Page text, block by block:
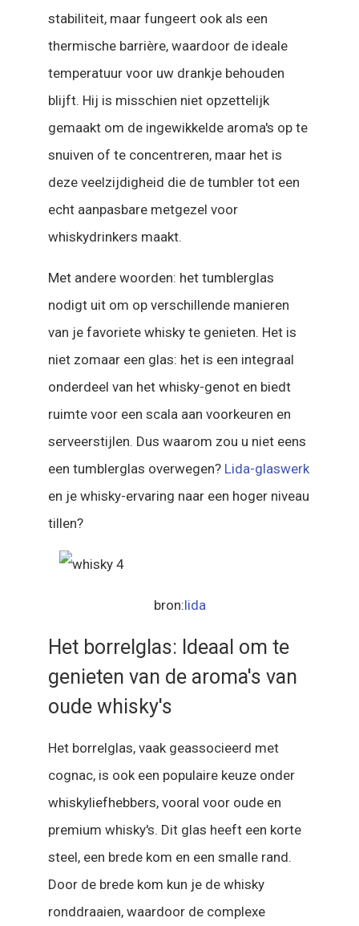
stabiliteit, maar fungeert ook als een
thermische barrière, waardoor de ideale
temperatuur voor uw drankje behouden
blijft. Hij is misschien niet opzettelijk
gemaakt om de ingewikkelde aroma's op te
snuiven of te concentreren, maar het is
deze veelzijdigheid die de tumbler tot een
echt aanpasbare metgezel voor
whiskydrinkers maakt.
Met andere woorden: het tumblerglas
nodigt uit om op verschillende manieren
van je favoriete whisky te genieten. Het is
niet zomaar een glas: het is een integraal
onderdeel van het whisky-genot en biedt
ruimte voor een scala aan voorkeuren en
serveerstijlen. Dus waarom zou u niet eens
een tumblerglas overwegen? Lida-glaswerk
en je whisky-ervaring naar een hoger niveau
tillen?
bron:lida
Het borrelglas: Ideaal om te
genieten van de aroma's van
oude whisky's
Het borrelglas, vaak geassocieerd met
cognac, is ook een populaire keuze onder
whiskyliefhebbers, vooral voor oude en
premium whisky's. Dit glas heeft een korte
steel, een brede kom en een smalle rand.
Door de brede kom kun je de whisky
ronddraaien, waardoor de complexe